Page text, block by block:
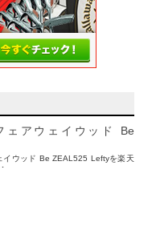
ェアウェイウッド Be
イウッド Be ZEAL525 Leftyを楽天